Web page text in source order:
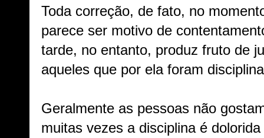
Toda correção, de fato, no
parece ser motivo de
tarde, no entanto, produz fruto de
aqueles que por ela foram
Geralmente as pessoas não
muitas vezes a disciplina é